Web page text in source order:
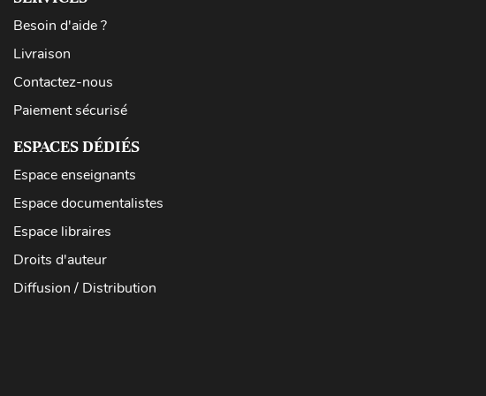
Besoin d'aide ?
Livraison
Contactez-nous
Paiement sécurisé
ESPACES DÉDIÉS
Espace enseignants
Espace documentalistes
Espace libraires
Droits d'auteur
Diffusion / Distribution